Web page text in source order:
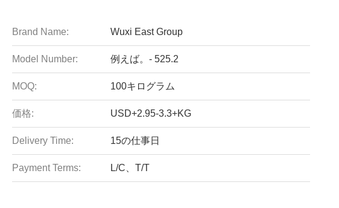
Brand Name: Wuxi East Group
Model Number: 例えば。- 525.2
MOQ: 100キログラム
価格: USD+2.95-3.3+KG
Delivery Time: 15の仕事日
Payment Terms: L/C、T/T